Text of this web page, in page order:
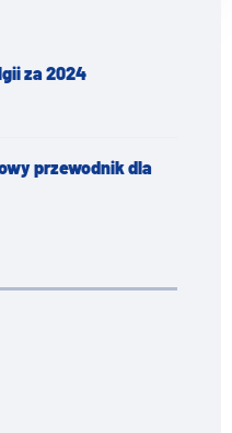
za 2024
przewodnik dla